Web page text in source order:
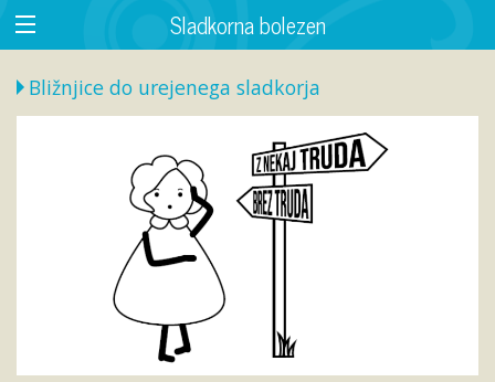
Sladkorna bolezen
Bližnjice do urejenega sladkorja